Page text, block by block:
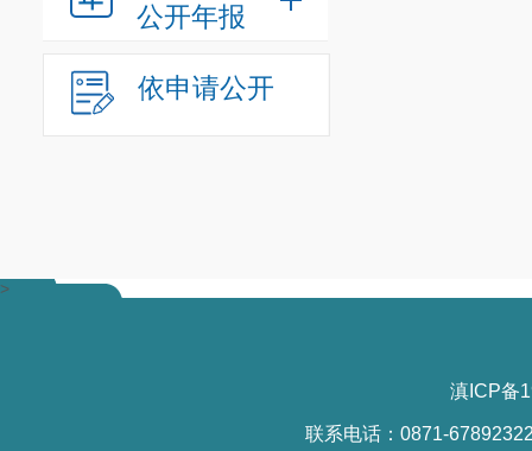
公开年报
依申请公开
>
滇ICP备
联系电话：0871-